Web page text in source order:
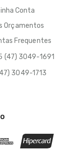
Conta
Orçamentos
Frequentes
(47) 3049-1691
3049-1713